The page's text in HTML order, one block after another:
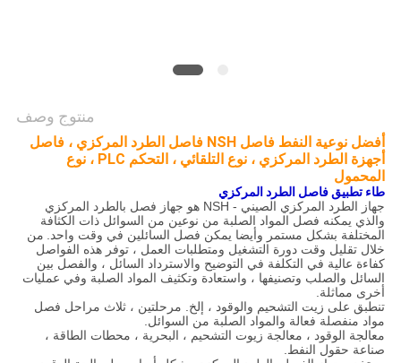
منتوج وصف
أفضل نوعية النفط فاصل NSH فاصل الطرد المركزي ، فاصل
أجهزة الطرد المركزي ، نوع التلقائي ، التحكم PLC ، نوع
المحمول
طاء تطبيق فاصل الطرد المركزي
جهاز الطرد المركزي الصيني - NSH هو جهاز فصل بالطرد المركزي
والذي يمكنه فصل المواد الصلبة من نوعين من السوائل ذات الكثافة
المختلفة بشكل مستمر وأيضا يمكن فصل السائلين في وقت واحد. من
خلال تقليل وقت دورة التشغيل ومتطلبات العمل ، توفر هذه الفواصل
كفاءة عالية في التكلفة في التوضيح والاسترداد السائل ، والفصل بين
السائل والصلب وتصنيفها ، واستعادة وتكثيف المواد الصلبة وفي عمليات
أخرى مماثلة.
تنطبق على زيت التشحيم والوقود ، إلخ. مرحلتين ، ثلاث مراحل فصل
مواد منفصلة فعالة والمواد الصلبة من السوائل.
معالجة الوقود ، معالجة زيوت التشحيم ، البحرية ، محطات الطاقة ،
صناعة حقول النفط.